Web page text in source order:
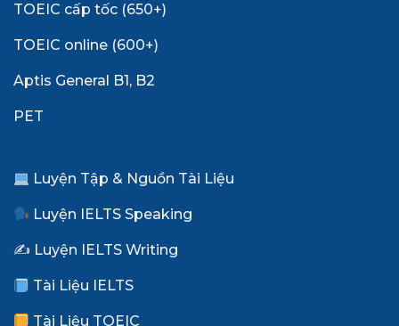
TOEIC cấp tốc (650+)
TOEIC online (600+)
Aptis General B1, B2
PET
Luyện Tập & Nguồn Tài Liệu
Luyện IELTS Speaking
✍️ Luyện IELTS Writing
Tài Liệu IELTS
Tài Liệu TOEIC